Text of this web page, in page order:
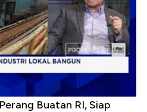
Buatan RI, Siap